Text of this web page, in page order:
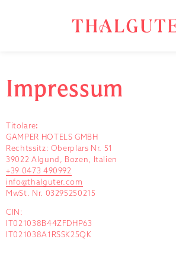
Impressum
Titolare:
GAMPER HOTELS GMBH
Rechtssitz: Oberplars Nr. 51
39022 Algund, Bozen, Italien
+39 0473 490992
info@thalguter.com
MwSt. Nr. 03295250215
CIN:
IT021038B44ZFDHP63
IT021038A1RSSK25QK